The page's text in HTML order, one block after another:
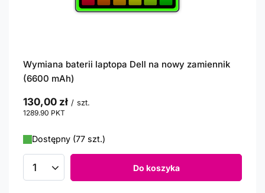
Wymiana baterii laptopa Dell na nowy zamiennik
(6600 mAh)
130,00 zł / szt.
1289.90 PKT
Dostępny (77 szt.)
Ilość produktów Do koszyka